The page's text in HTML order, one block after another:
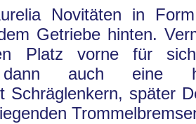
Novitäten in
Getriebe hinten.
Platz vorne für
dann auch eine
Schräglenkern, später